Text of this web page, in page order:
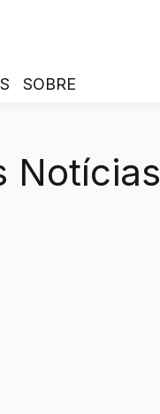
SOBRE
Notícias